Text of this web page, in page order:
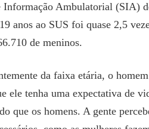
Informação Ambulatorial (SIA)
anos ao SUS foi quase 2,5
de meninos.
da faixa etária, o
ele tenha uma expectativa de
que os homens. A gente